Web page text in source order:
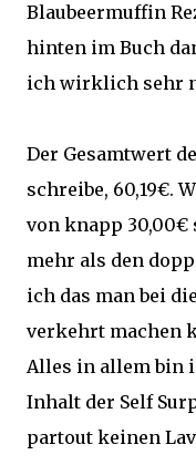
Blaubeermuffin
hinten im Buch
ich wirklich sehr
Der Gesamtwert
schreibe, 60,19€.
von knapp
mehr als den
ich das man bei
verkehrt machen
Alles in allem bin
Inhalt der Self
partout keinen